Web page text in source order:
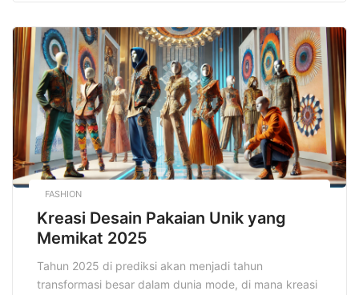
hingga mental. Melalui berbagai kegiatan yang
menyenangkan, hobi bisa menjadi sarana untuk
meredakan […]
FASHION
Kreasi Desain Pakaian Unik yang
Memikat 2025
Tahun 2025 di prediksi akan menjadi tahun
transformasi besar dalam dunia mode, di mana kreasi